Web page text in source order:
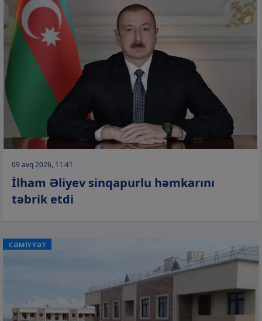
09 avq 2026, 11:41
İlham Əliyev sinqapurlu həmkarını
təbrik etdi
CƏMİYYƏT